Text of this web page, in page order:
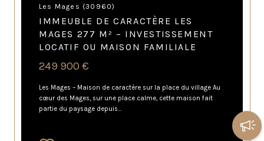
Les Mages (30960)
IMMEUBLE DE CARACTÈRE LES
MAGES 277 M² – INVESTISSEMENT
LOCATIF OU MAISON FAMILIALE
249 900 €
Les Mages – Maison de caractère sur la place du village Au
cœur des Mages, sur une place calme, cette maison fait
partie du paysage depuis...